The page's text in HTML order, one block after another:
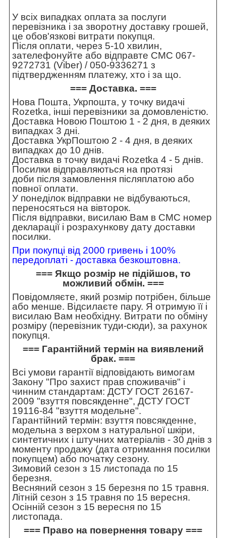
У всіх випадках оплата за послуги
перевізника і за зворотну доставку грошей,
це обов'язкові витрати покупця.
Після оплати, через 5-10 хвилин,
зателефонуйте або відправте СМС 067-
9272731 (Viber) / 050-9336271 з
підтвердженням платежу, хто і за що.
=== Доставка. ===
Нова Пошта, Укрпошта, у точку видачі
Rozetka, інші перевізники за домовленістю.
Доставка Новою Поштою 1 - 2 дня, в деяких
випадках 3 дні.
Доставка УкрПоштою 2 - 4 дня, в деяких
випадках до 10 днів.
Доставка в точку видачі Rozetka 4 - 5 днів.
Посилки відправляються на протязі
доби після замовлення післяплатою або
повної оплати.
У понеділок відправки не відбуваються,
переносяться на вівторок.
Після відправки, висилаю Вам в СМС номер
декларації і розрахункову дату доставки
посилки.
При покупці від 2000 гривень і 100%
передоплаті - доставка безкоштовна.
=== Якщо розмір не підійшов, то
можливий обмін. ===
Повідомляєте, який розмір потрібен, більше
або менше. Відсилаєте пару. Я отримую її і
висилаю Вам необхідну. Витрати по обміну
розміру (перевізник туди-сюди), за рахунок
покупця.
=== Гарантійний термін на виявлений
брак. ===
Всі умови гарантії відповідають вимогам
Закону "Про захист прав споживачів" і
чинним стандартам: ДСТУ ГОСТ 26167-
2009 "взуття повсякденне", ДСТУ ГОСТ
19116-84 "взуття модельне".
Гарантійний термін: взуття повсякденне,
модельна з верхом з натуральної шкіри,
синтетичних і штучних матеріалів - 30 днів з
моменту продажу (дата отримання посилки
покупцем) або початку сезону.
Зимовий сезон з 15 листопада по 15
березня.
Весняний сезон з 15 березня по 15 травня.
Літній сезон з 15 травня по 15 вересня.
Осінній сезон з 15 вересня по 15
листопада.
=== Право на повернення товару ===